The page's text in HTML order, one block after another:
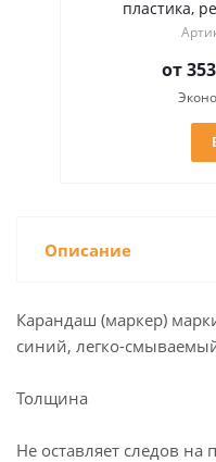
пластика,
от
Описание
Карандаш (маркер)
синий, легко-
Толщина
Не оставляет следов на